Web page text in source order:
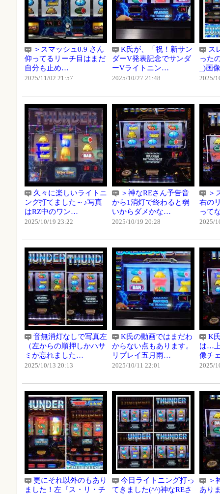
＞スマッシュ0.9 さん
仰ってるリーチ目はまだ
自分も止め…
2025/11/02 21:57
K氏が、「祝！新サン
ダーV発表記念でサンダ
ーVライトニン…
2025/10/27 21:48
ス
った
_)画
2025/
久々に楽しいライトニ
ング打てました～♪写真
はRZ中のワン…
2025/10/19 23:22
＞神なREさん予告音
から1消灯で終わると弱
いからダメかな…
2025/10/19 20:28
＞
右の
って
2025/
音無消灯なしで写真左
（左からの順押しかハサ
ミか忘れました…
2025/10/13 20:13
K氏の動画ではまだわ
からない点もあります。
リプレイ五月雨…
2025/10/11 22:01
K
は…
像チ
2025/
更にそれ以外のもあり
ました！左『ス・リ・チ
今日ライトニング打っ
てきました(^^)神なREさ
＞
あり